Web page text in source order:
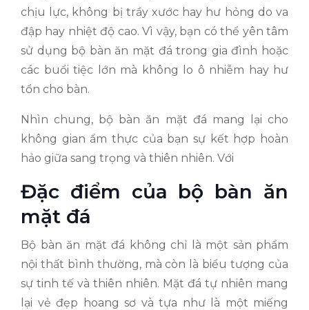
chịu lực, không bị trầy xước hay hư hỏng do va
đập hay nhiệt độ cao. Vì vậy, bạn có thể yên tâm
sử dụng bộ bàn ăn mặt đá trong gia đình hoặc
các buổi tiệc lớn mà không lo ô nhiễm hay hư
tổn cho bàn.
Nhìn chung, bộ bàn ăn mặt đá mang lại cho
không gian ẩm thực của bạn sự kết hợp hoàn
hảo giữa sang trọng và thiên nhiên. Với
Đặc điểm của bộ bàn ăn
mặt đá
Bộ bàn ăn mặt đá không chỉ là một sản phẩm
nội thất bình thường, mà còn là biểu tượng của
sự tinh tế và thiên nhiên. Mặt đá tự nhiên mang
lại vẻ đẹp hoang sơ và tựa như là một miếng